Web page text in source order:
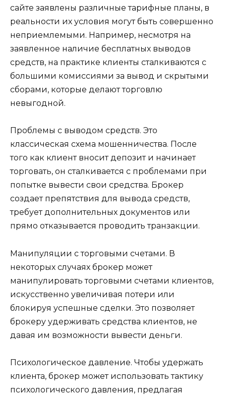
сайте заявлены различные тарифные планы, в
реальности их условия могут быть совершенно
неприемлемыми. Например, несмотря на
заявленное наличие бесплатных выводов
средств, на практике клиенты сталкиваются с
большими комиссиями за вывод и скрытыми
сборами, которые делают торговлю
невыгодной.
Проблемы с выводом средств. Это
классическая схема мошенничества. После
того как клиент вносит депозит и начинает
торговать, он сталкивается с проблемами при
попытке вывести свои средства. Брокер
создает препятствия для вывода средств,
требует дополнительных документов или
прямо отказывается проводить транзакции.
Манипуляции с торговыми счетами. В
некоторых случаях брокер может
манипулировать торговыми счетами клиентов,
искусственно увеличивая потери или
блокируя успешные сделки. Это позволяет
брокеру удерживать средства клиентов, не
давая им возможности вывести деньги.
Психологическое давление. Чтобы удержать
клиента, брокер может использовать тактику
психологического давления, предлагая